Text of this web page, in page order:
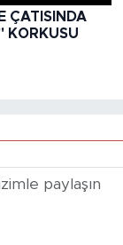
ÇATISINDA
KORKUSU